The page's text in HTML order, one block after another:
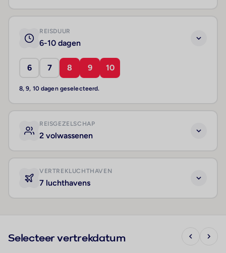
REISDUUR
6-10 dagen
6 7 8 9 10
8, 9, 10 dagen geselecteerd.
REISGEZELSCHAP
2 volwassenen
VERTREKLUCHTHAVEN
7 luchthavens
Selecteer vertrekdatum